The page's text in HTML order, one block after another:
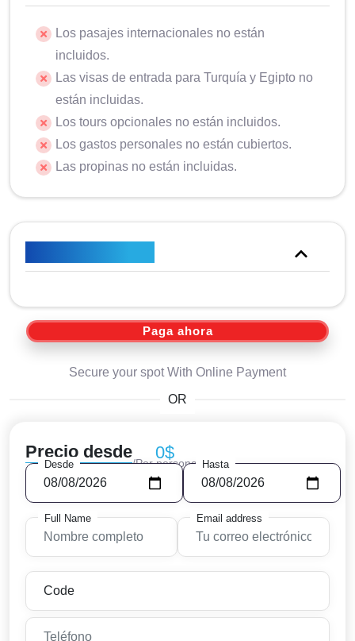
Los pasajes internacionales no están
incluidos.
Las visas de entrada para Turquía y Egipto no
están incluidas.
Los tours opcionales no están incluidos.
Los gastos personales no están cubiertos.
Las propinas no están incluidas.
Paga ahora
Secure your spot With Online Payment
OR
Precio desde 0$
/Por persona
Desde Hasta
Full Name Email address